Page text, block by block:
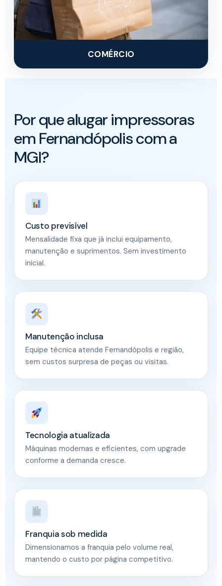
COMÉRCIO
Por que alugar impressoras
em Fernandópolis com a
MGI?
Custo previsível
Mensalidade fixa que já inclui equipamento,
manutenção e suprimentos. Sem investimento
inicial.
Manutenção inclusa
Equipe técnica atende Fernandópolis e região,
sem custos surpresa de peças ou visitas.
Tecnologia atualizada
Máquinas modernas e eficientes, com upgrade
conforme a demanda cresce.
Franquia sob medida
Dimensionamos a franquia pelo volume real,
mantendo o custo por página competitivo.